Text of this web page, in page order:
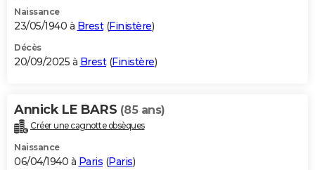
Naissance
23/05/1940 à Brest(Finistère)
Décès
20/09/2025 à Brest(Finistère)
Annick LE BARS (85 ans)
Créer une cagnotte obsèques
Naissance
06/04/1940 à Paris (Paris)